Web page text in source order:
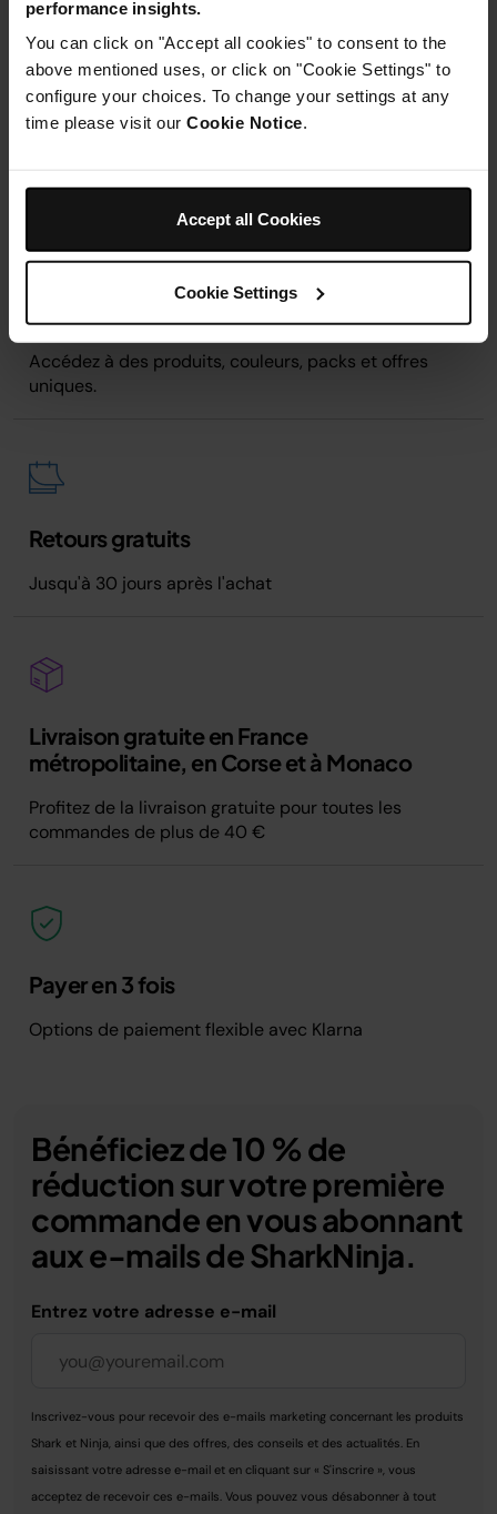
performance insights.
You can click on "Accept all cookies" to consent to the
above mentioned uses, or click on "Cookie Settings" to
configure your choices. To change your settings at any
time please visit our Cookie Notice.
Accept all Cookies
Cookie Settings
POURQUOI ACHETER CHEZ SHARKNINJA ?
Découvrezsharkninja.fret profitez
d’une sélection unique ainsi que
Produits et offres exclusifs
Accédez à des produits, couleurs, packs et offres
uniques.
Retours gratuits
Jusqu'à 30 jours après l'achat
Livraison gratuite en France
métropolitaine, en Corse et à Monaco
Profitez de la livraison gratuite pour toutes les
commandes de plus de 40 €
Payer en 3 fois
Options de paiement flexible avec Klarna
Bénéficiez de 10 % de
réduction sur votre première
commande en vous abonnant
aux e-mails de SharkNinja.
Entrez votre adresse e-mail
Inscrivez-vous pour recevoir des e-mails marketing concernant les produits
Shark et Ninja, ainsi que des offres, des conseils et des actualités. En
saisissant votre adresse e-mail et en cliquant sur « S'inscrire », vous
acceptez de recevoir ces e-mails. Vous pouvez vous désabonner à tout